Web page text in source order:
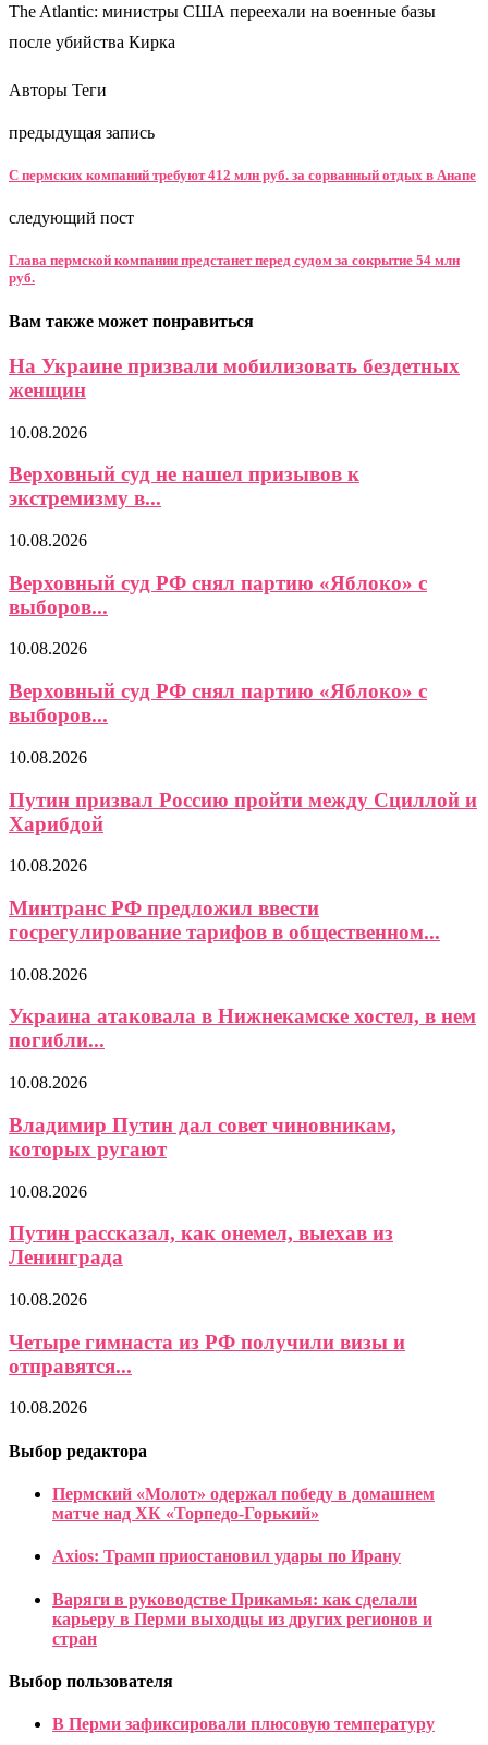
The Atlantic: министры США переехали на военные базы
после убийства Кирка
Авторы Теги
предыдущая запись
С пермских компаний требуют 412 млн руб. за сорванный отдых в Анапе
следующий пост
Глава пермской компании предстанет перед судом за сокрытие 54 млн
руб.
Вам также может понравиться
На Украине призвали мобилизовать бездетных
женщин
10.08.2026
Верховный суд не нашел призывов к
экстремизму в...
10.08.2026
Верховный суд РФ снял партию «Яблоко» с
выборов...
10.08.2026
Верховный суд РФ снял партию «Яблоко» с
выборов...
10.08.2026
Путин призвал Россию пройти между Сциллой и
Харибдой
10.08.2026
Минтранс РФ предложил ввести
госрегулирование тарифов в общественном...
10.08.2026
Украина атаковала в Нижнекамске хостел, в нем
погибли...
10.08.2026
Владимир Путин дал совет чиновникам,
которых ругают
10.08.2026
Путин рассказал, как онемел, выехав из
Ленинграда
10.08.2026
Четыре гимнаста из РФ получили визы и
отправятся...
10.08.2026
Выбор редактора
Пермский «Молот» одержал победу в домашнем
матче над ХК «Торпедо-Горький»
Axios: Трамп приостановил удары по Ирану
Варяги в руководстве Прикамья: как сделали
карьеру в Перми выходцы из других регионов и
стран
Выбор пользователя
В Перми зафиксировали плюсовую температуру